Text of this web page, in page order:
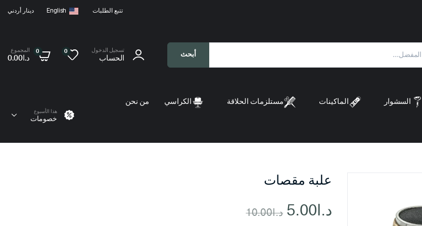
تتبع الطلبات English دينار أردني
أبحث
تسجيل الدخول
الحساب
0
0 المجموع
د.ا0.00
السشوار الماكينات مستلزمات الحلاقة الكراسي من نحن
هذا الأسبوع
خصومات
علبة مقصات
د.ا10.00 د.ا5.00